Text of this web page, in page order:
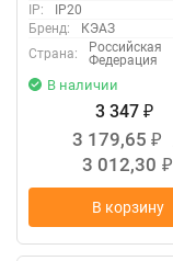
IP:
IP20
Бренд:
КЭАЗ
Страна:
Российская
Федерация
В наличии
3 347 ₽
3 179,65 ₽
3 012,30 ₽
В корзину